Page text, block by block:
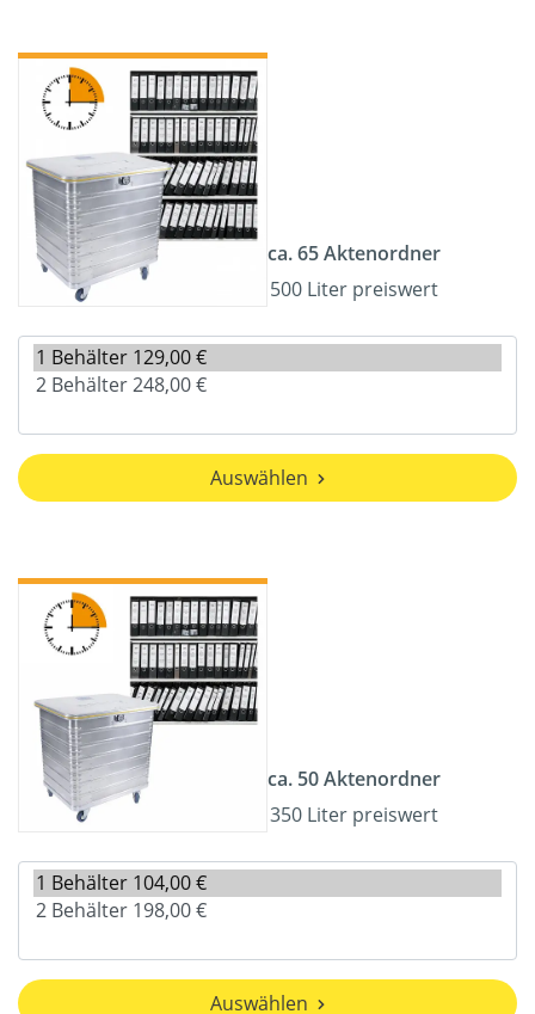
ca. 65 Aktenordner
500 Liter preiswert
Auswählen
ca. 50 Aktenordner
350 Liter preiswert
Auswählen